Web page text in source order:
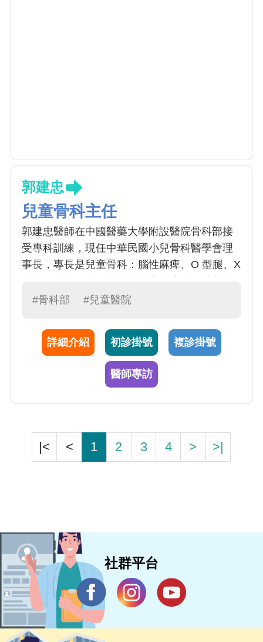
郭建忠
兒童骨科主任
郭建忠醫師在中國醫藥大學附設醫院骨科部接
受專科訓練，現任中華民國小兒骨科醫學會理
事長，專長是兒童骨科：腦性麻痺、O 型腿、X
發育不良、長短腳、馬蹄內翻足等畸形矯正手
科學工程系、英國牛津 Nuffield 骨科中心、美
國西雅圖華盛頓大學機械工程系、美國西雅圖
Harborview 醫學中心等地方進修。對於腦性麻
痺病童動作分析以及人工踝關節置換手術研究
#骨科部 #兒童醫院
詳細介紹 初診掛號 複診掛號
醫師專訪
|< < 1 2 3 4 > >|
社群平台